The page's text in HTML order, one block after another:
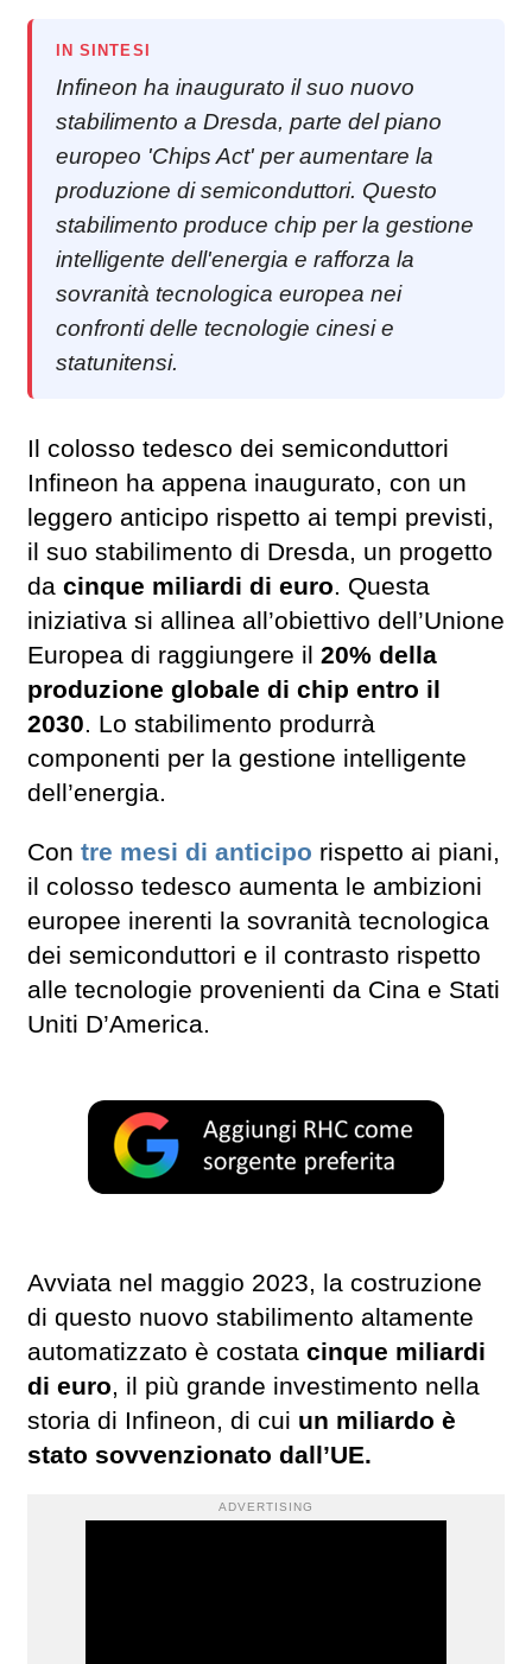
IN SINTESI
Infineon ha inaugurato il suo nuovo
stabilimento a Dresda, parte del piano
europeo 'Chips Act' per aumentare la
produzione di semiconduttori. Questo
stabilimento produce chip per la gestione
intelligente dell'energia e rafforza la
sovranità tecnologica europea nei
confronti delle tecnologie cinesi e
statunitensi.
Il colosso tedesco dei semiconduttori
Infineon ha appena inaugurato, con un
leggero anticipo rispetto ai tempi previsti,
il suo stabilimento di Dresda, un progetto
da cinque miliardi di euro. Questa
iniziativa si allinea all’obiettivo dell’Unione
Europea di raggiungere il 20% della
produzione globale di chip entro il
2030. Lo stabilimento produrrà
componenti per la gestione intelligente
dell’energia.
Con tre mesi di anticipo rispetto ai piani,
il colosso tedesco aumenta le ambizioni
europee inerenti la sovranità tecnologica
dei semiconduttori e il contrasto rispetto
alle tecnologie provenienti da Cina e Stati
Uniti D’America.
Avviata nel maggio 2023, la costruzione
di questo nuovo stabilimento altamente
automatizzato è costata cinque miliardi
di euro, il più grande investimento nella
storia di Infineon, di cui un miliardo è
stato sovvenzionato dall’UE.
ADVERTISING